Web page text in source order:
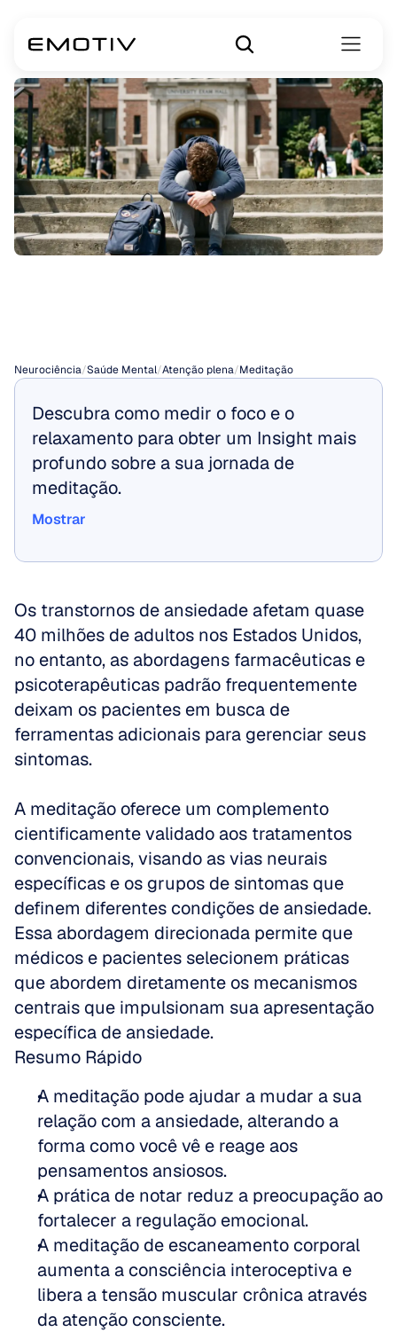
Neurociência/Saúde Mental/Atenção plena/Meditação
Descubra como medir o foco e o
relaxamento para obter um Insight mais
profundo sobre a sua jornada de
meditação.
Mostrar
Os transtornos de ansiedade afetam quase
40 milhões de adultos nos Estados Unidos,
no entanto, as abordagens farmacêuticas e
psicoterapêuticas padrão frequentemente
deixam os pacientes em busca de
ferramentas adicionais para gerenciar seus
sintomas.
A meditação oferece um complemento
cientificamente validado aos tratamentos
convencionais, visando as vias neurais
específicas e os grupos de sintomas que
definem diferentes condições de ansiedade.
Essa abordagem direcionada permite que
médicos e pacientes selecionem práticas
que abordem diretamente os mecanismos
centrais que impulsionam sua apresentação
específica de ansiedade.
Resumo Rápido
A meditação pode ajudar a mudar a sua
relação com a ansiedade, alterando a
forma como você vê e reage aos
pensamentos ansiosos.
A prática de notar reduz a preocupação ao
fortalecer a regulação emocional.
A meditação de escaneamento corporal
aumenta a consciência interoceptiva e
libera a tensão muscular crônica através
da atenção consciente.